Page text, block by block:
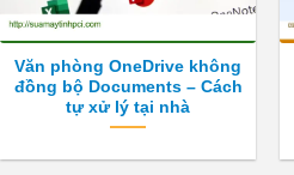
Văn phòng OneDrive không
đồng bộ Documents – Cách
tự xử lý tại nhà